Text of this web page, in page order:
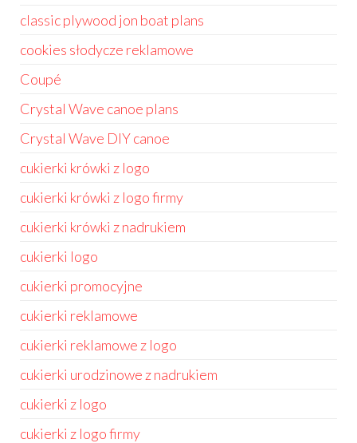
classic plywood jon boat plans
cookies słodycze reklamowe
Coupé
Crystal Wave canoe plans
Crystal Wave DIY canoe
cukierki krówki z logo
cukierki krówki z logo firmy
cukierki krówki z nadrukiem
cukierki logo
cukierki promocyjne
cukierki reklamowe
cukierki reklamowe z logo
cukierki urodzinowe z nadrukiem
cukierki z logo
cukierki z logo firmy